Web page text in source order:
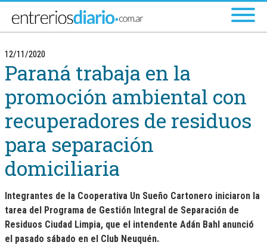
12/11/2020
Paraná trabaja en la
promoción ambiental con
recuperadores de residuos
para separación
domiciliaria
Integrantes de la Cooperativa Un Sueño Cartonero iniciaron la
tarea del Programa de Gestión Integral de Separación de
Residuos Ciudad Limpia, que el intendente Adán Bahl anunció
el pasado sábado en el Club Neuquén.